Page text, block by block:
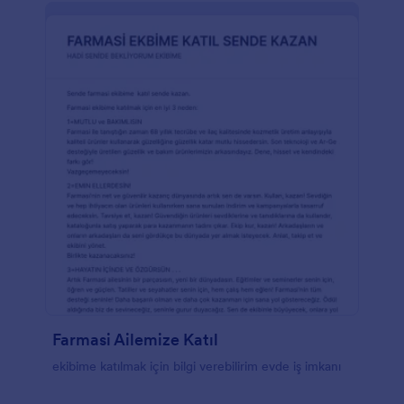
Logonuzu ekleyebilir, form alanlarını veya arka plan
resmini güncelleyebilir, hatta müşterilerin imzalaması
isterseniz de PDF yanıtlarını doğrudan indirebilirsiniz.
Jotform sayesinde evrak işlerine gerek kalmadan
ihtiyacınız olan bilgileri kolayca toplayabilirsiniz.
Evrak işlerini ücretsiz formumuzla değiştirin!
Yanıtlarınızı kaydetmek veya paylaşmak isterseniz
ücretsiz entegrasyonlarımızı kullanarak yanıtları
Google Drive, Dropbox, Salesforce (Salesforce
AppExchange'de de mevcuttur) ve diğer
hesaplarınızla senkronize edebilirsiniz. Tüm
yanıtlarınızı, müşterilerinizin varlıklarını yönetmenize,
uygulamanızı büyütmenize ve güçlü müşteri ilişkileri
kurmanıza yardımcı olabilecekleri uygun bir yere
kaydedin.
Farmasi Ailemize Katıl
ekibime katılmak için bilgi verebilirim evde iş imkanı